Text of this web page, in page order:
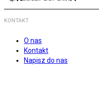
KONTAKT
O nas
Kontakt
Napisz do nas